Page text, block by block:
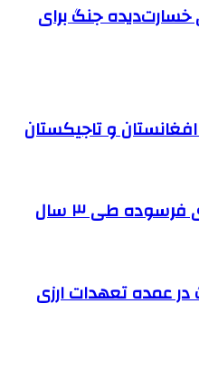
خسارت‌دیده جنگ برای
افغانستان و تاجیکستان
در عمده تعهدات ارزی